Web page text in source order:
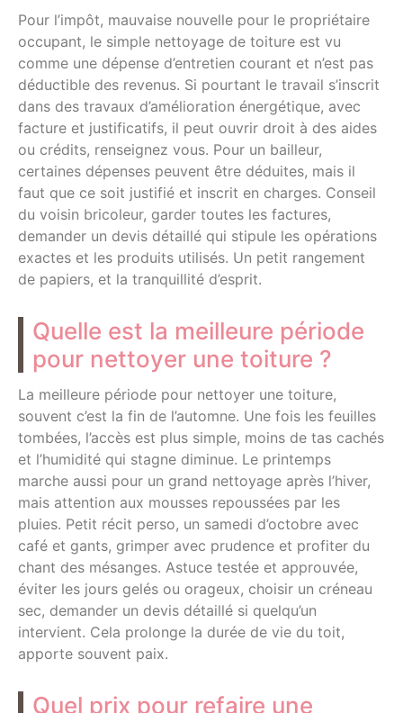
Pour l’impôt, mauvaise nouvelle pour le propriétaire
occupant, le simple nettoyage de toiture est vu
comme une dépense d’entretien courant et n’est pas
déductible des revenus. Si pourtant le travail s’inscrit
dans des travaux d’amélioration énergétique, avec
facture et justificatifs, il peut ouvrir droit à des aides
ou crédits, renseignez vous. Pour un bailleur,
certaines dépenses peuvent être déduites, mais il
faut que ce soit justifié et inscrit en charges. Conseil
du voisin bricoleur, garder toutes les factures,
demander un devis détaillé qui stipule les opérations
exactes et les produits utilisés. Un petit rangement
de papiers, et la tranquillité d’esprit.
Quelle est la meilleure période
pour nettoyer une toiture ?
La meilleure période pour nettoyer une toiture,
souvent c’est la fin de l’automne. Une fois les feuilles
tombées, l’accès est plus simple, moins de tas cachés
et l’humidité qui stagne diminue. Le printemps
marche aussi pour un grand nettoyage après l’hiver,
mais attention aux mousses repoussées par les
pluies. Petit récit perso, un samedi d’octobre avec
café et gants, grimper avec prudence et profiter du
chant des mésanges. Astuce testée et approuvée,
éviter les jours gelés ou orageux, choisir un créneau
sec, demander un devis détaillé si quelqu’un
intervient. Cela prolonge la durée de vie du toit,
apporte souvent paix.
Quel prix pour refaire une